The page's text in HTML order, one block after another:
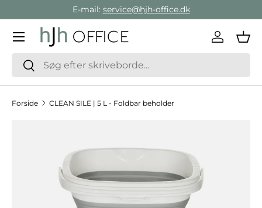
Gå direkte til indholdet
E-mail: service@hjh-office.dk
SøgSøg
Log ind
Menu
Forside CLEAN SILE | 5 L - Foldbar beholder